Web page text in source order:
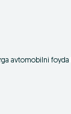
avtomobilni foyda